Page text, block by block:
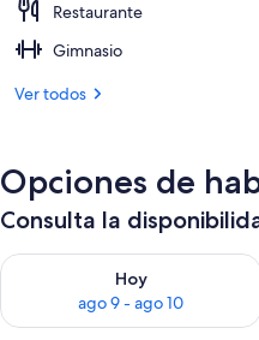
Restaurante
Gimnasio
Ver todos
Opciones de
Consulta la
Hoy
ago 9 - ago 10
Consulta la disponibilidad